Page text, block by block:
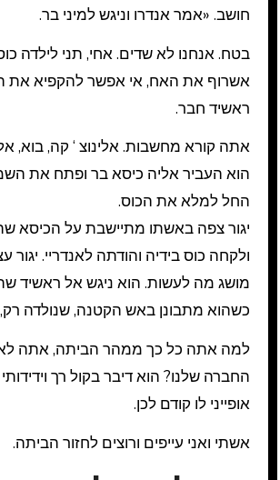
חושב. «אמר אנדרו וניגש למיני בר.
בטח. אנחנו לא שדים. אחי, תני לילדה
אשרוף את האח, אי אפשר להקפיא את
ראשיד חבר.
אתה קורא מחשבות. אלינוצ ‘ קה, בוא,
הוא העביר אליה כיסא בר ופתח את
החל למלא את הכוס.
יגור צפה באשתו מתיישבת על הכיסא
ולקחה כוס בידיה והודתה לאנדריי. יגור
מושג מה לעשות. הוא ניגש אל ראשיד
כשהוא מתבונן באש הקטנה, שנולדה
למה אתה כל כך ממהר הביתה, אתה
החברה שלנו? הוא דיבר בקול רך
אופייני לו קודם לכן.
אשתי ואני עייפים ורוצים לחזור הביתה.